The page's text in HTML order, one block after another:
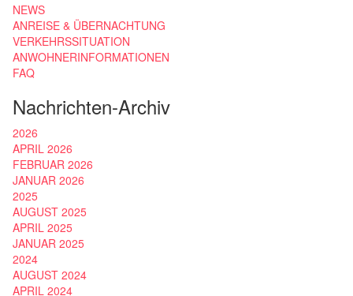
NEWS
ANREISE & ÜBERNACHTUNG
VERKEHRSSITUATION
ANWOHNERINFORMATIONEN
FAQ
Nachrichten-Archiv
2026
APRIL 2026
FEBRUAR 2026
JANUAR 2026
2025
AUGUST 2025
APRIL 2025
JANUAR 2025
2024
AUGUST 2024
APRIL 2024